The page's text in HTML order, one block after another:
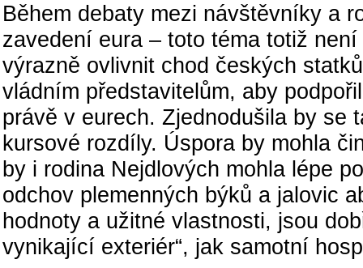
Během debaty mezi návštěvníky a
zavedení eura – toto téma totiž
výrazně ovlivnit chod českých
vládním představitelům, aby
právě v eurech. Zjednodušila by se
kursové rozdíly. Úspora by mohla
by i rodina Nejdlových mohla lépe
odchov plemenných býků a jalovic
hodnoty a užitné vlastnosti, jsou
vynikající exteriér“, jak samotní